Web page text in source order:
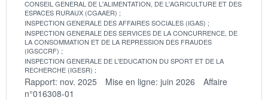
CONSEIL GENERAL DE L'ALIMENTATION, DE L'AGRICULTURE ET DES
ESPACES RURAUX (CGAAER)
INSPECTION GENERALE DES AFFAIRES SOCIALES (IGAS)
INSPECTION GENERALE DES SERVICES DE LA CONCURRENCE, DE
LA CONSOMMATION ET DE LA REPRESSION DES FRAUDES
(IGSCCRF)
INSPECTION GENERALE DE L'EDUCATION DU SPORT ET DE LA
RECHERCHE (IGESR)
Rapport: nov. 2025 Mise en ligne: juin 2026
Affaire
n°016308-01